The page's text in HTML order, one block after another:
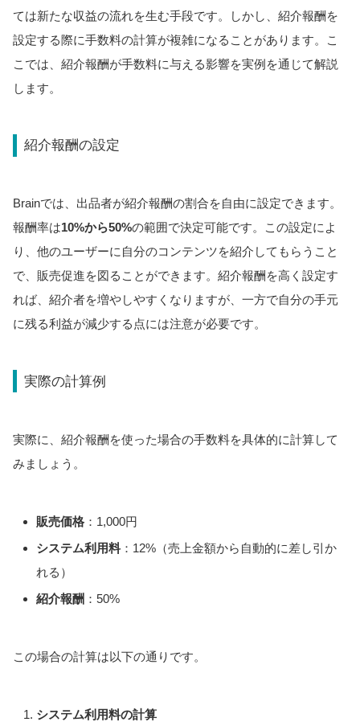
ては新たな収益の流れを生む手段です。しかし、紹介報酬を
設定する際に手数料の計算が複雑になることがあります。こ
こでは、紹介報酬が手数料に与える影響を実例を通じて解説
します。
紹介報酬の設定
Brainでは、出品者が紹介報酬の割合を自由に設定できます。
報酬率は10%から50%の範囲で決定可能です。この設定によ
り、他のユーザーに自分のコンテンツを紹介してもらうこと
で、販売促進を図ることができます。紹介報酬を高く設定す
れば、紹介者を増やしやすくなりますが、一方で自分の手元
に残る利益が減少する点には注意が必要です。
実際の計算例
実際に、紹介報酬を使った場合の手数料を具体的に計算して
みましょう。
販売価格 ：1,000円
システム利用料 ：12%（売上金額から自動的に差し引か
れる）
紹介報酬 ：50%
この場合の計算は以下の通りです。
システム利用料の計算